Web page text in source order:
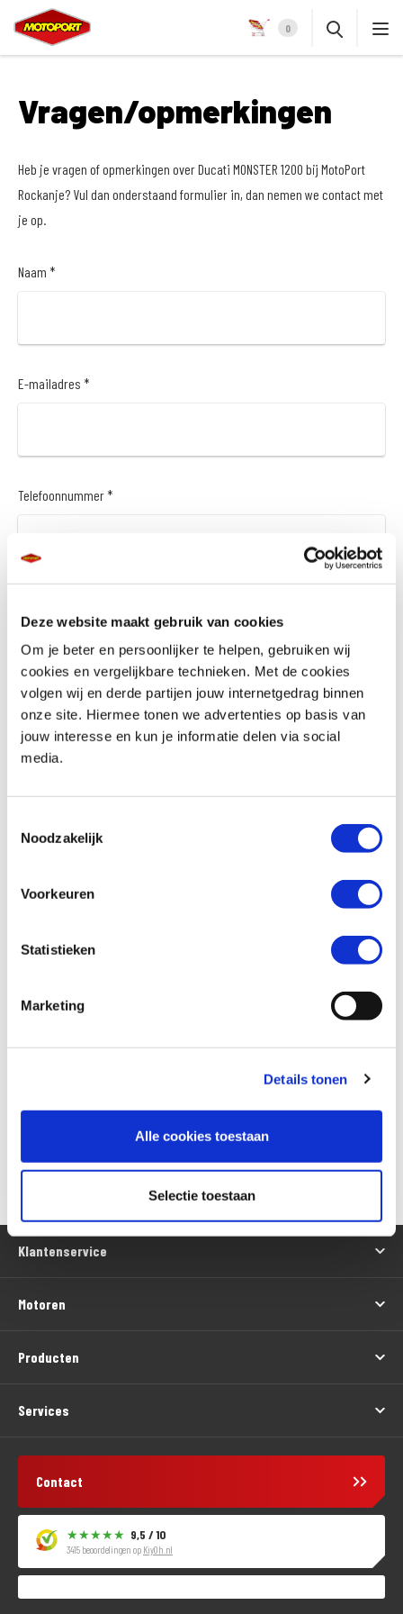
Deze website maakt gebruik van cookies
Om je beter en persoonlijker te helpen, gebruiken wij
cookies en vergelijkbare technieken. Met de cookies
volgen wij en derde partijen jouw internetgedrag binnen
onze site. Hiermee tonen we advertenties op basis van
jouw interesse en kun je informatie delen via social
media.
Noodzakelijk
Voorkeuren
Statistieken
Marketing
Details tonen
Alle cookies toestaan
Selectie toestaan
0
Vragen/opmerkingen
Heb je vragen of opmerkingen over Ducati MONSTER 1200 bij MotoPort
Rockanje? Vul dan onderstaand formulier in, dan nemen we contact met
je op.
Naam *
E-mailadres *
Telefoonnummer *
Wil je een financieringsaanbod *
Versturen
Klantenservice
Motoren
Producten
Services
Contact
9,5 / 10
3415 beoordelingen op KiyOh.nl